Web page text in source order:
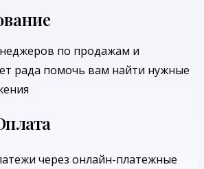
по продажам и
рада помочь вам найти нужные
через онлайн-платежные